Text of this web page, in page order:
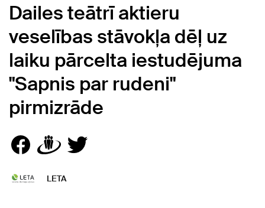
Dailes teātrī aktieru
veselības stāvokļa dēļ uz
laiku pārcelta iestudējuma
"Sapnis par rudeni"
pirmizrāde
LETA